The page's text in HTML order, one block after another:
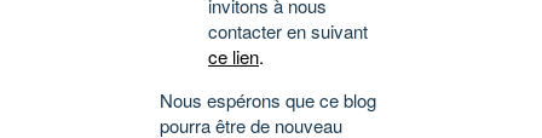
invitons à nous
contacter en suivant
ce lien.
Nous espérons que ce blog
pourra être de nouveau